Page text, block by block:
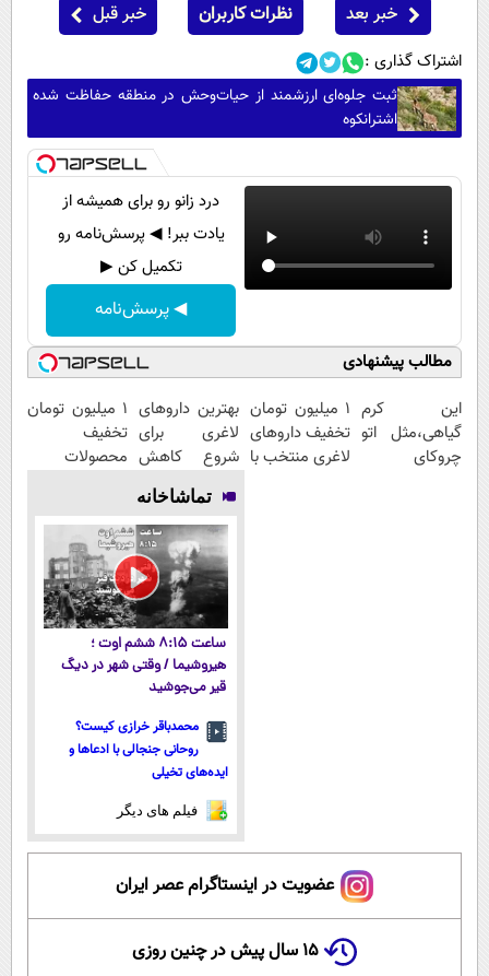
خبر بعد نظرات کاربران خبر قبل
اشتراک گذاری :
ثبت جلوه‌ای ارزشمند از حیات‌وحش در منطقه حفاظت شده
اشترانکوه
درد زانو رو برای همیشه از
یادت ببر! ◀ پرسش‌نامه رو
تکمیل کن ▶
◀ پرسش‌نامه
مطالب پیشنهادی
این کرم
گیاهی،مثل اتو
چروکای
۱ میلیون تومان
تخفیف داروهای
لاغری منتخب با
بهترین داروهای
لاغری برای
شروع کاهش
وزن، ارسال از
داروخانه های
نزدیکت!
۱ میلیون تومان
تخفیف
محصولات
شروع کاهش
وزن
تماشاخانه
ساعت ۸:۱۵ ششم اوت ؛
هیروشیما / وقتی شهر در دیگ
قیر می‌جوشید
محمدباقر خرازی کیست؟
روحانی جنجالی با ادعاها و
ایده‌های تخیلی
فیلم های دیگر
عضویت در اینستاگرام عصر ایران
۱۵ سال پیش در چنین روزی